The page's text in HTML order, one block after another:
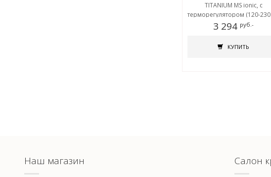
TITANIUM MS ionic, c
терморегулятором (120-230
3 294 руб.-
КУПИТЬ
Наш магазин Салон